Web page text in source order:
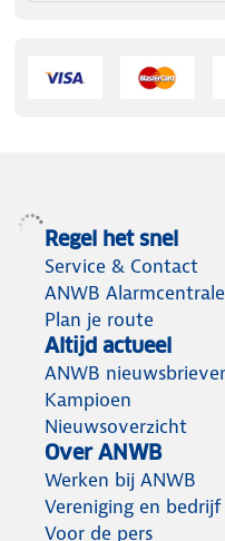
Regel het snel
Service & Contact
ANWB Alarmcentrale
Plan je route
Altijd actueel
ANWB
Kampioen
Nieuwsoverzicht
Over ANWB
Werken bij ANWB
Vereniging en bedrijf
Voor de pers